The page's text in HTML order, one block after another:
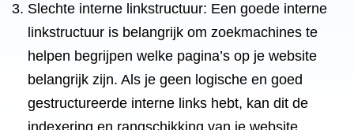
Slechte interne linkstructuur: Een goede interne
linkstructuur is belangrijk om zoekmachines te
helpen begrijpen welke pagina’s op je website
belangrijk zijn. Als je geen logische en goed
gestructureerde interne links hebt, kan dit de
indexering en rangschikking van je website